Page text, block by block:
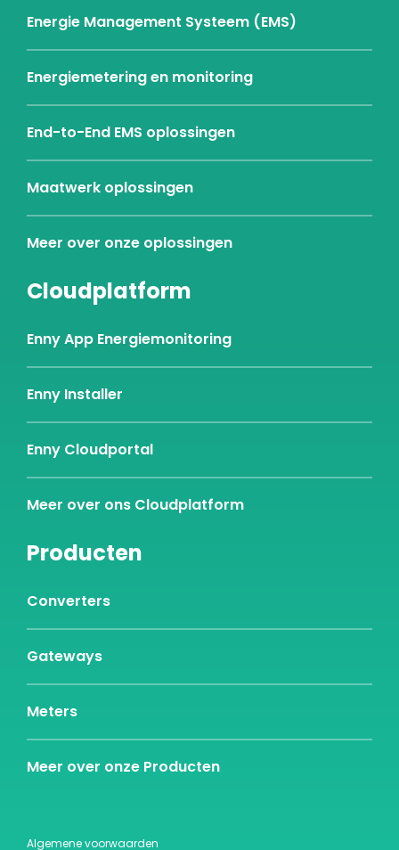
Energie Management Systeem (EMS)
Energiemetering en monitoring
End-to-End EMS oplossingen
Maatwerk oplossingen
Meer over onze oplossingen
Cloudplatform
Enny App Energiemonitoring
Enny Installer
Enny Cloudportal
Meer over ons Cloudplatform
Producten
Converters
Gateways
Meters
Meer over onze Producten
Algemene voorwaarden